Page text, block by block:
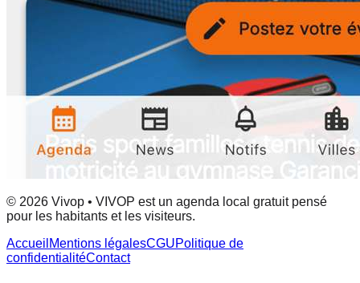
© 2026 Vivop • VIVOP est un agenda local gratuit pensé
pour les habitants et les visiteurs.
Accueil Mentions légalesCGUPolitique de
confidentialitéContact